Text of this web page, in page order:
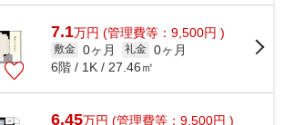
7.1万円 (管理費等：9,500円 )
敷金 0ヶ月 礼金 0ヶ月
6階 / 1K / 27.46㎡
6.45万円 (管理費等：9,500円 )